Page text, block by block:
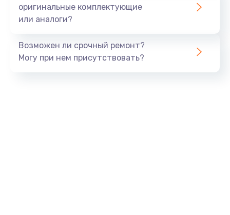
оригинальные комплектующие
или аналоги?
Возможен ли срочный ремонт?
Могу при нем присутствовать?